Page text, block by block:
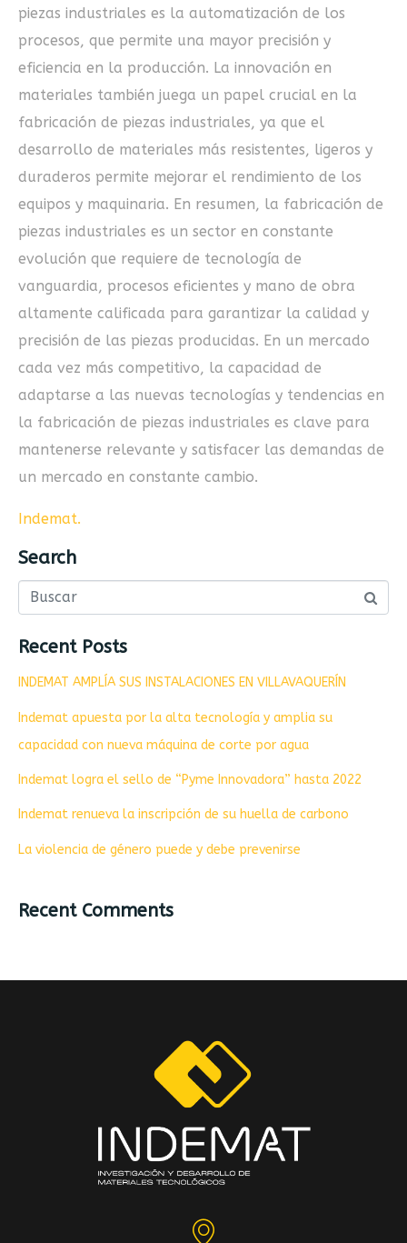
piezas industriales es la automatización de los
procesos, que permite una mayor precisión y
eficiencia en la producción. La innovación en
materiales también juega un papel crucial en la
fabricación de piezas industriales, ya que el
desarrollo de materiales más resistentes, ligeros y
duraderos permite mejorar el rendimiento de los
equipos y maquinaria. En resumen, la fabricación de
piezas industriales es un sector en constante
evolución que requiere de tecnología de
vanguardia, procesos eficientes y mano de obra
altamente calificada para garantizar la calidad y
precisión de las piezas producidas. En un mercado
cada vez más competitivo, la capacidad de
adaptarse a las nuevas tecnologías y tendencias en
la fabricación de piezas industriales es clave para
mantenerse relevante y satisfacer las demandas de
un mercado en constante cambio.
Indemat.
Search
Recent Posts
INDEMAT AMPLÍA SUS INSTALACIONES EN VILLAVAQUERÍN
Indemat apuesta por la alta tecnología y amplia su
capacidad con nueva máquina de corte por agua
Indemat logra el sello de “Pyme Innovadora” hasta 2022
Indemat renueva la inscripción de su huella de carbono
La violencia de género puede y debe prevenirse
Recent Comments